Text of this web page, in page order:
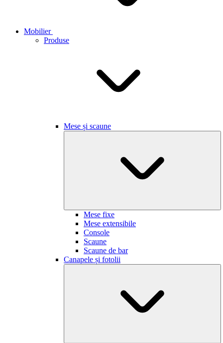
Mobilier
Produse
Mese și scaune
Mese fixe
Mese extensibile
Console
Scaune
Scaune de bar
Canapele și fotolii